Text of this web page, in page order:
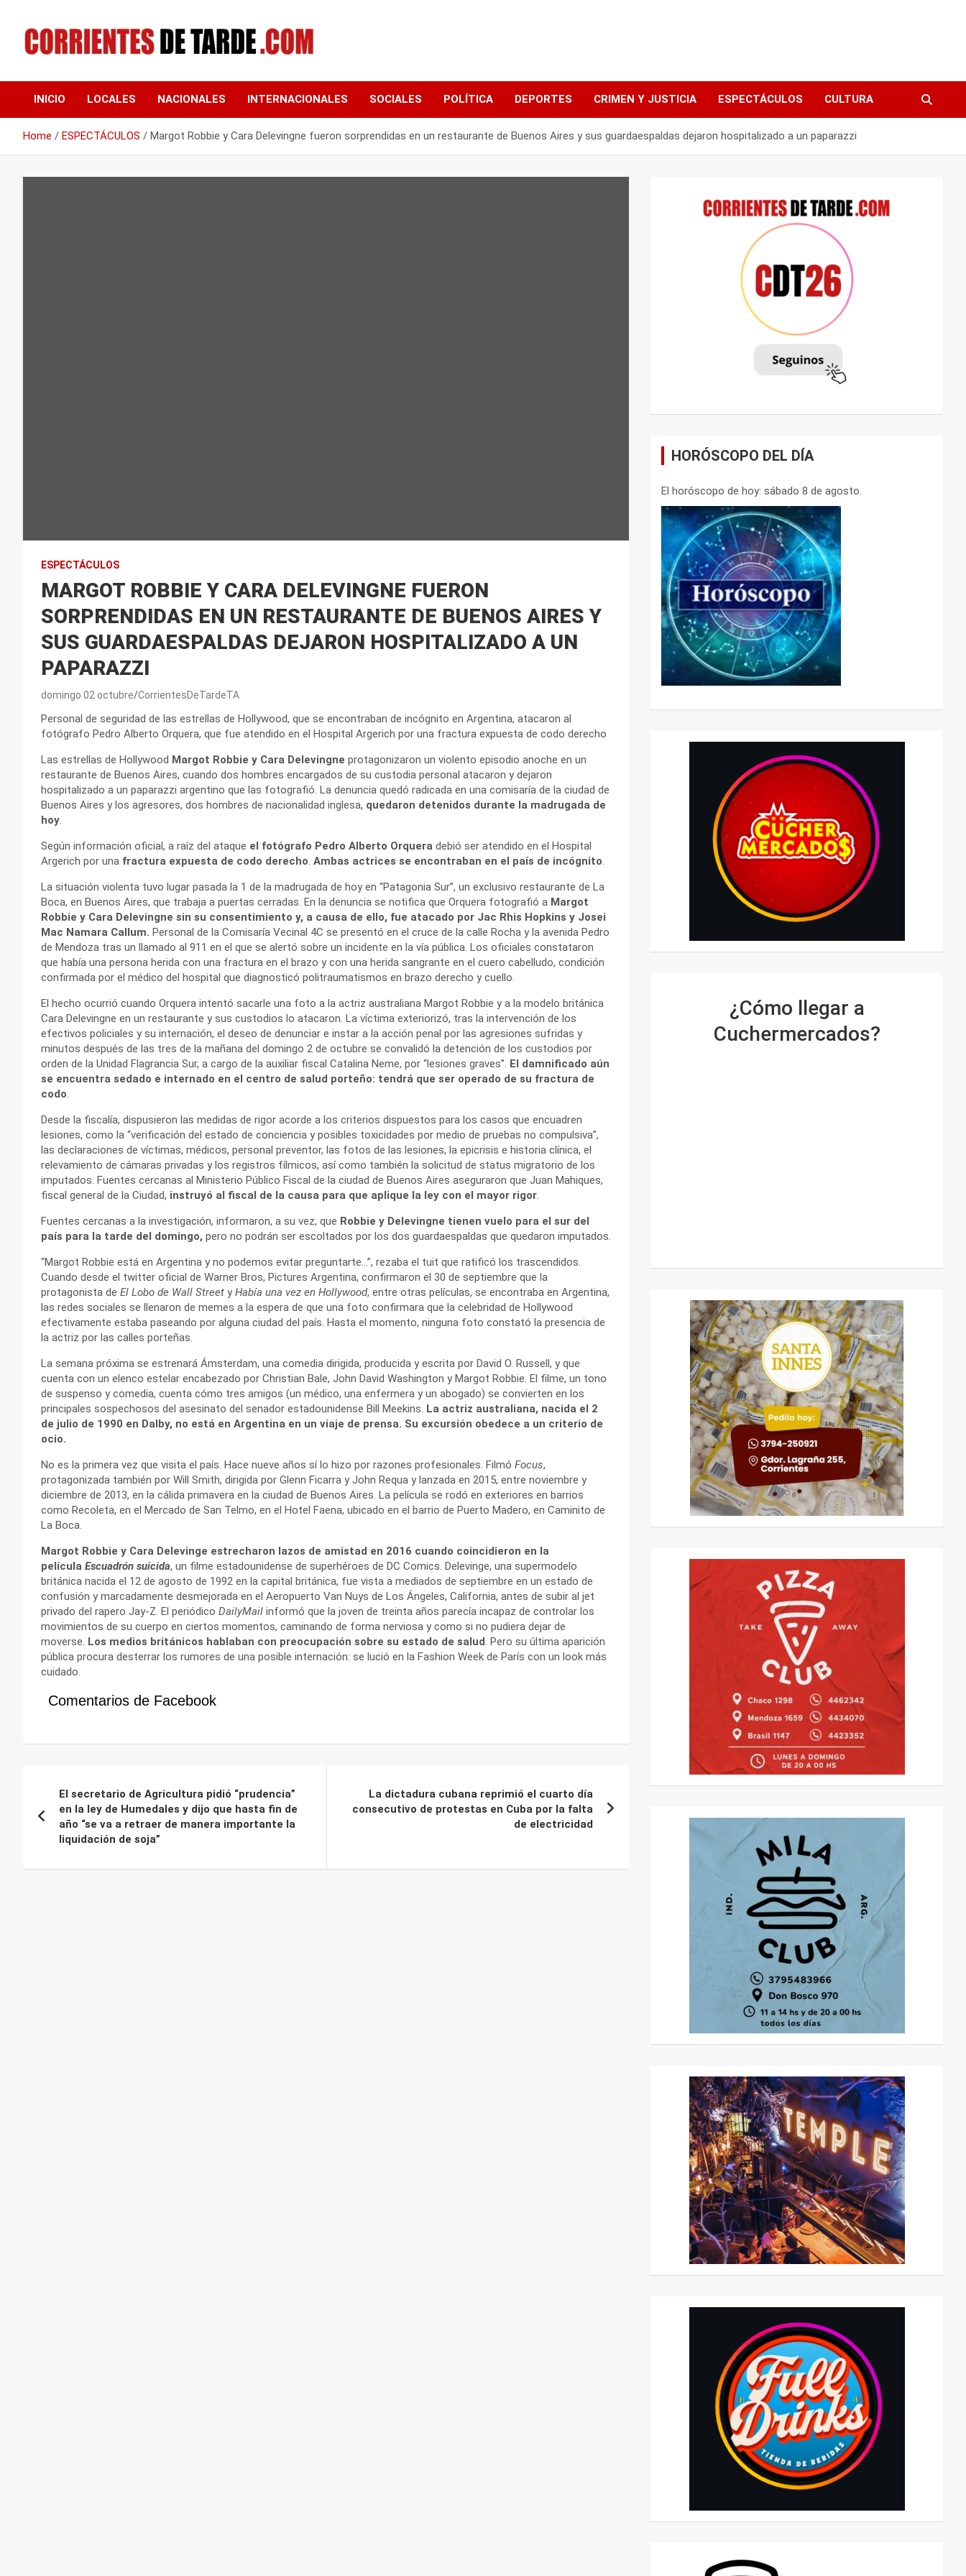
content
CORRIENTES DE
TARDE
INICIO LOCALES NACIONALES INTERNACIONALES SOCIALES POLÍTICA DEPORTES CRIMEN Y JUSTICIA ESPECTÁCULOS CULTURA
Home ESPECTÁCULOS Margot Robbie y Cara Delevingne fueron sorprendidas en un restaurante de Buenos Aires y sus guardaespaldas dejaron hospitalizado a un paparazzi
ESPECTÁCULOS
MARGOT ROBBIE Y CARA DELEVINGNE FUERON
SORPRENDIDAS EN UN RESTAURANTE DE BUENOS AIRES Y
SUS GUARDAESPALDAS DEJARON HOSPITALIZADO A UN
PAPARAZZI
domingo 02 octubre CorrientesDeTardeTA
Personal de seguridad de las estrellas de Hollywood, que se encontraban de incógnito en Argentina, atacaron al
fotógrafo Pedro Alberto Orquera, que fue atendido en el Hospital Argerich por una fractura expuesta de codo derecho
Las estrellas de Hollywood Margot Robbie y Cara Delevingne protagonizaron un violento episodio anoche en un
restaurante de Buenos Aires, cuando dos hombres encargados de su custodia personal atacaron y dejaron
hospitalizado a un paparazzi argentino que las fotografió. La denuncia quedó radicada en una comisaría de la ciudad de
Buenos Aires y los agresores, dos hombres de nacionalidad inglesa, quedaron detenidos durante la madrugada de
hoy.
Según información oficial, a raíz del ataque el fotógrafo Pedro Alberto Orquera debió ser atendido en el Hospital
Argerich por una fractura expuesta de codo derecho. Ambas actrices se encontraban en el país de incógnito.
La situación violenta tuvo lugar pasada la 1 de la madrugada de hoy en “Patagonia Sur”, un exclusivo restaurante de La
Boca, en Buenos Aires, que trabaja a puertas cerradas. En la denuncia se notifica que Orquera fotografió a Margot
Robbie y Cara Delevingne sin su consentimiento y, a causa de ello, fue atacado por Jac Rhis Hopkins y Josei
Mac Namara Callum. Personal de la Comisaría Vecinal 4C se presentó en el cruce de la calle Rocha y la avenida Pedro
de Mendoza tras un llamado al 911 en el que se alertó sobre un incidente en la vía pública. Los oficiales constataron
que había una persona herida con una fractura en el brazo y con una herida sangrante en el cuero cabelludo, condición
confirmada por el médico del hospital que diagnosticó politraumatismos en brazo derecho y cuello.
El hecho ocurrió cuando Orquera intentó sacarle una foto a la actriz australiana Margot Robbie y a la modelo británica
Cara Delevingne en un restaurante y sus custodios lo atacaron. La víctima exteriorizó, tras la intervención de los
efectivos policiales y su internación, el deseo de denunciar e instar a la acción penal por las agresiones sufridas y
minutos después de las tres de la mañana del domingo 2 de octubre se convalidó la detención de los custodios por
orden de la Unidad Flagrancia Sur, a cargo de la auxiliar fiscal Catalina Neme, por “lesiones graves”. El damnificado aún
se encuentra sedado e internado en el centro de salud porteño: tendrá que ser operado de su fractura de
codo.
Desde la fiscalía, dispusieron las medidas de rigor acorde a los criterios dispuestos para los casos que encuadren
lesiones, como la “verificación del estado de conciencia y posibles toxicidades por medio de pruebas no compulsiva”,
las declaraciones de víctimas, médicos, personal preventor, las fotos de las lesiones, la epicrisis e historia clínica, el
relevamiento de cámaras privadas y los registros fílmicos, así como también la solicitud de status migratorio de los
imputados. Fuentes cercanas al Ministerio Público Fiscal de la ciudad de Buenos Aires aseguraron que Juan Mahiques,
fiscal general de la Ciudad, instruyó al fiscal de la causa para que aplique la ley con el mayor rigor.
Fuentes cercanas a la investigación, informaron, a su vez, que Robbie y Delevingne tienen vuelo para el sur del
país para la tarde del domingo, pero no podrán ser escoltados por los dos guardaespaldas que quedaron imputados.
“Margot Robbie está en Argentina y no podemos evitar preguntarte…”, rezaba el tuit que ratificó los trascendidos.
Cuando desde el twitter oficial de Warner Bros, Pictures Argentina, confirmaron el 30 de septiembre que la
protagonista de El Lobo de Wall Street yHabía una vez en Hollywood, entre otras películas, se encontraba en Argentina,
las redes sociales se llenaron de memes a la espera de que una foto confirmara que la celebridad de Hollywood
efectivamente estaba paseando por alguna ciudad del país. Hasta el momento, ninguna foto constató la presencia de
la actriz por las calles porteñas.
La semana próxima se estrenará Ámsterdam, una comedia dirigida, producida y escrita por David O. Russell, y que
cuenta con un elenco estelar encabezado por Christian Bale, John David Washington y Margot Robbie. El filme, un tono
de suspenso y comedia, cuenta cómo tres amigos (un médico, una enfermera y un abogado) se convierten en los
principales sospechosos del asesinato del senador estadounidense Bill Meekins. La actriz australiana, nacida el 2
de julio de 1990 en Dalby, no está en Argentina en un viaje de prensa. Su excursión obedece a un criterio de
ocio.
No es la primera vez que visita el país. Hace nueve años sí lo hizo por razones profesionales. Filmó Focus,
protagonizada también por Will Smith, dirigida por Glenn Ficarra y John Requa y lanzada en 2015, entre noviembre y
diciembre de 2013, en la cálida primavera en la ciudad de Buenos Aires. La película se rodó en exteriores en barrios
como Recoleta, en el Mercado de San Telmo, en el Hotel Faena, ubicado en el barrio de Puerto Madero, en Caminito de
La Boca.
Margot Robbie y Cara Delevinge estrecharon lazos de amistad en 2016 cuando coincidieron en la
película Escuadrón suicida, un filme estadounidense de superhéroes de DC Comics. Delevinge, una supermodelo
británica nacida el 12 de agosto de 1992 en la capital británica, fue vista a mediados de septiembre en un estado de
confusión y marcadamente desmejorada en el Aeropuerto Van Nuys de Los Ángeles, California, antes de subir al jet
privado del rapero Jay-Z. El periódico DailyMail informó que la joven de treinta años parecía incapaz de controlar los
movimientos de su cuerpo en ciertos momentos, caminando de forma nerviosa y como si no pudiera dejar de
moverse. Los medios británicos hablaban con preocupación sobre su estado de salud. Pero su última aparición
pública procura desterrar los rumores de una posible internación: se lució en la Fashion Week de París con un look más
cuidado.
Comentarios de Facebook
de
entradas
El secretario de Agricultura pidió “prudencia”
en la ley de Humedales y dijo que hasta fin de
año “se va a retraer de manera importante la
liquidación de soja”
La dictadura cubana reprimió el cuarto día
consecutivo de protestas en Cuba por la falta
de electricidad
HORÓSCOPO DEL DÍA
El horóscopo de hoy: sábado 8 de agosto.
¿Cómo llegar a
Cuchermercados?